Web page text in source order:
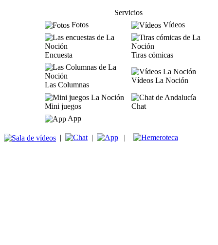
Servicios
Fotos
Vídeos
Encuesta Tiras cómicas
Las Columnas
Vídeos La Noción
Mini juegos
Chat
App
| | |